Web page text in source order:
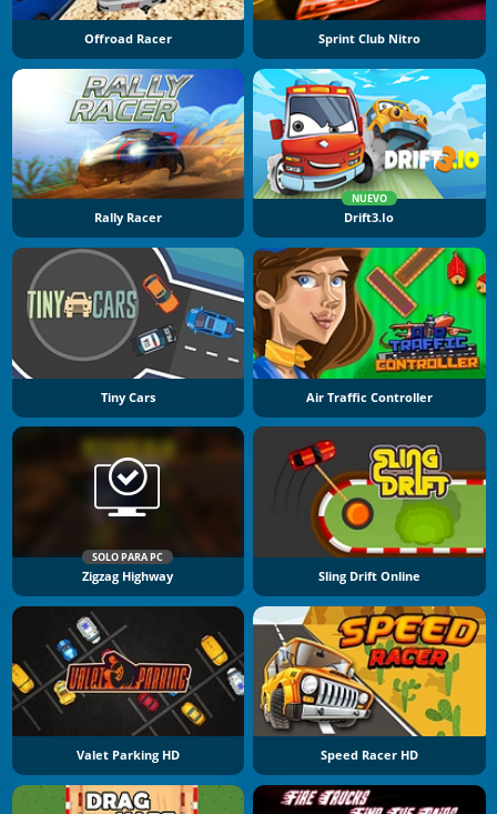
Offroad Racer Sprint Club Nitro
Rally Racer
NUEVO
Drift3.io
Tiny Cars Air Traffic Controller
SOLO PARA PC
Zigzag Highway Sling Drift Online
Valet Parking HD Speed Racer HD